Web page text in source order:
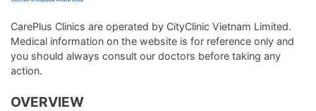
CarePlus Clinics are operated by CityClinic Vietnam Limited.
Medical information on the website is for reference only and
you should always consult our doctors before taking any
action.
OVERVIEW